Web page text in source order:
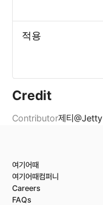
적용
Credit
Contributor제티@Jetty
여기어때
여기어때컴퍼니
Careers
FAQs